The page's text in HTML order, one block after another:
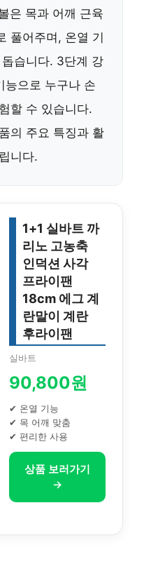
은 목과 어깨 근육
풀어주며, 온열 기
습니다. 3단계 강
능으로 누구나 손
할 수 있습니다.
의 주요 특징과 활
니다.
1+1 실바트 까
리노 고농축
인덕션 사각
프라이팬
18cm 에그 계
란말이 계란
후라이팬
실바트
90,800원
✔ 온열 기능
✔ 목 어깨 맞춤
✔ 편리한 사용
상품 보러가기
→